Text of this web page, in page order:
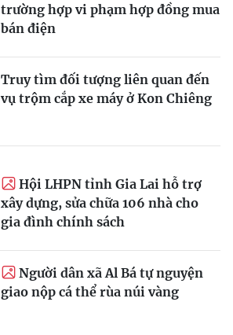
trường hợp vi phạm hợp đồng mua
bán điện
Truy tìm đối tượng liên quan đến
vụ trộm cắp xe máy ở Kon Chiêng
Hội LHPN tỉnh Gia Lai hỗ trợ
xây dựng, sửa chữa 106 nhà cho
gia đình chính sách
Người dân xã Al Bá tự nguyện
giao nộp cá thể rùa núi vàng